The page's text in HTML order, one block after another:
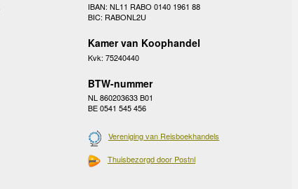
IBAN: NL11 RABO 0140 1961 88
BIC: RABONL2U
Kamer van Koophandel
Kvk: 75240440
BTW-nummer
NL 860203633 B01
BE 0541 545 456
Vereniging van Reisboekhandels
Thuisbezorgd door Postnl